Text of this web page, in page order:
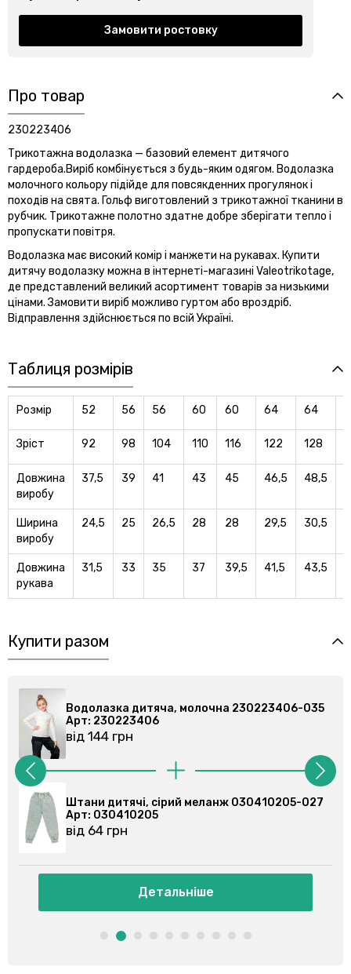
Замовити ростовку
Про товар
230223406
Трикотажна водолазка — базовий елемент дитячого
гардероба.Виріб комбінується з будь-яким одягом. Водолазка
молочного кольору підійде для повсякденних прогулянок і
походів на свята. Гольф виготовлений з трикотажної тканини в
рубчик. Трикотажне полотно здатне добре зберігати тепло і
пропускати повітря.
Водолазка має високий комір і манжети на рукавах. Купити
дитячу водолазку можна в інтернеті-магазині Valeotrikotage,
де представлений великий асортимент товарів за низькими
цінами. Замовити виріб можливо гуртом або вроздріб.
Відправлення здійснюється по всій Україні.
Таблиця розмірів
Розмір 52 56 56 60 60 64 64
Зріст 92 98 104 110 116 122 128
Довжина
виробу
37,5 39 41 43 45 46,5 48,5
Ширина
виробу
24,5 25 26,5 28 28 29,5 30,5
Довжина
рукава
31,5 33 35 37 39,5 41,5 43,5
Купити разом
035
027
Водолазка дитяча, молочна
Арт: 230223406
від 144 грн
Штани спортивні, сірі 030355201-023
Арт: 030355201
Детальніше